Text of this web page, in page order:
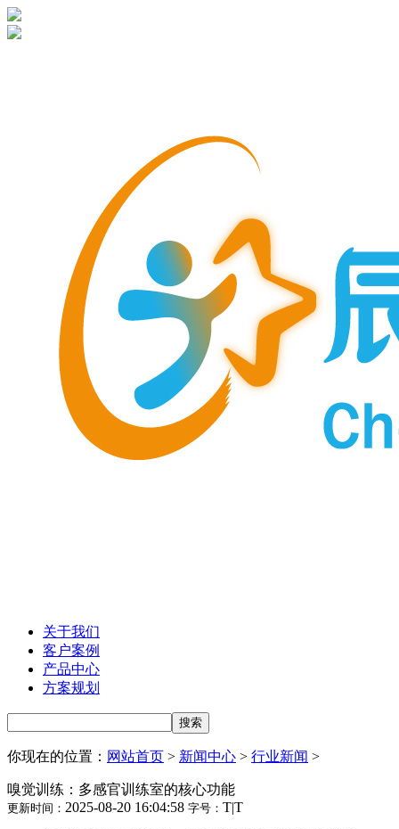
关于我们
客户案例
产品中心
方案规划
你现在的位置： 网站首页 > 新闻中心 > 行业新闻 >
嗅觉训练：多感官训练室的核心功能
更新时间： 2025-08-20 16:04:58 字号： T|T